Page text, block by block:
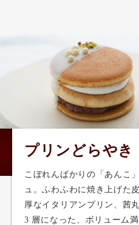
プリンどらやき
こぼれんばかりの「あんこ
ュ。ふわふわに焼き上げた
厚なイタリアンプリン、茜
3 層になった、ボリューム